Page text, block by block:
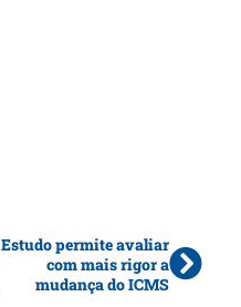
Estudo permite avaliar
com mais rigor a
mudança do ICMS